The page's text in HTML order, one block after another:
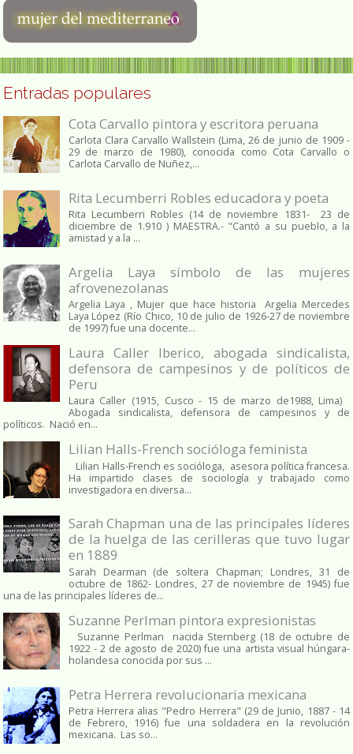
Entradas populares
Cota Carvallo pintora y escritora peruana
Carlota Clara Carvallo Wallstein (Lima, 26 de junio de 1909 -
29 de marzo de 1980), conocida como Cota Carvallo o
Carlota Carvallo de Nuñez,...
Rita Lecumberri Robles educadora y poeta
Rita Lecumberri Robles (14 de noviembre 1831- 23 de
diciembre de 1.910 ) MAESTRA.- "Cantó a su pueblo, a la
amistad y a la ...
Argelia Laya símbolo de las mujeres
afrovenezolanas
Argelia Laya , Mujer que hace historia Argelia Mercedes
Laya López (Río Chico, 10 de julio de 1926-27 de noviembre
de 1997) fue una docente...
Laura Caller Iberico, abogada sindicalista,
defensora de campesinos y de políticos de
Peru
Laura Caller (1915, Cusco - 15 de marzo de1988, Lima)
Abogada sindicalista, defensora de campesinos y de
políticos. Nació en...
Lilian Halls-French socióloga feminista
Lilian Halls-French es socióloga, asesora política francesa.
Ha impartido clases de sociología y trabajado como
investigadora en diversa...
Sarah Chapman una de las principales líderes
de la huelga de las cerilleras que tuvo lugar
en 1889
Sarah Dearman (de soltera Chapman; Londres, 31 de
octubre de 1862​- Londres, 27 de noviembre de 1945)​ fue
una de las principales líderes de...
Suzanne Perlman pintora expresionistas
Suzanne Perlman nacida Sternberg (18 de octubre de
1922 - 2 de agosto de 2020) fue una artista visual húngara-
holandesa conocida por sus ...
Petra Herrera revolucionaria mexicana
Petra Herrera alias "Pedro Herrera" (29 de Junio, 1887 - 14
de Febrero, 1916) fue una soldadera en la revolución
mexicana. Las so...